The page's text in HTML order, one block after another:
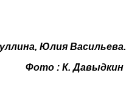
Юлия Васильева.
Фото : К. Давыдкин